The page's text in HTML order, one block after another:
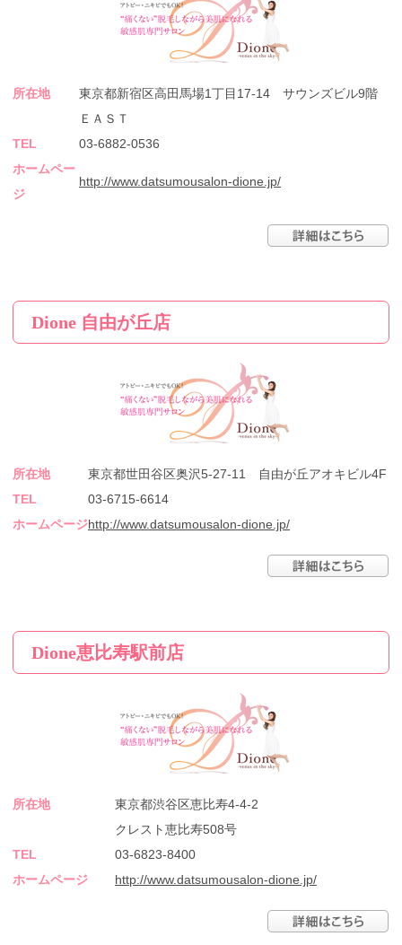
所在地
東京都新宿区高田馬場1丁目17-14 サウンズビル9階
ＥＡＳＴ
TEL
03-6882-0536
ホームペー
ジ
http://www.datsumousalon-dione.jp/
Dione 自由が丘店
所在地
東京都世田谷区奥沢5-27-11 自由が丘アオキビル4F
TEL
03-6715-6614
ホームページhttp://www.datsumousalon-dione.jp/
Dione恵比寿駅前店
所在地
東京都渋谷区恵比寿4-4-2
クレスト恵比寿508号
TEL
03-6823-8400
ホームページ
http://www.datsumousalon-dione.jp/